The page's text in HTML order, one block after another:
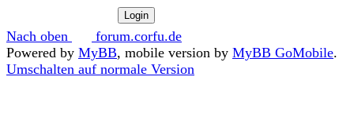
Nach oben
forum.corfu.de
Powered by MyBB, mobile version by MyBB GoMobile.
Umschalten auf normale Version